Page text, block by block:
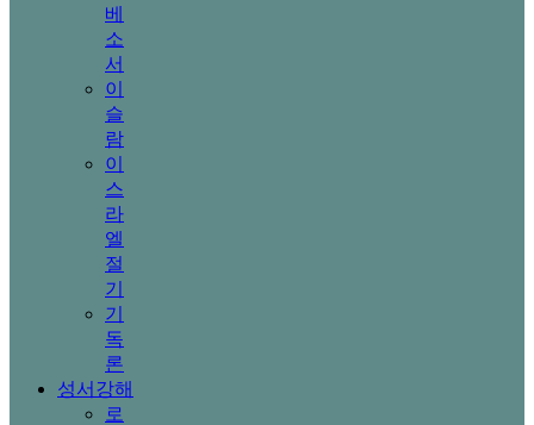
베
소
서
이
슬
람
이
스
라
엘
절
기
기
독
론
성서강해
로